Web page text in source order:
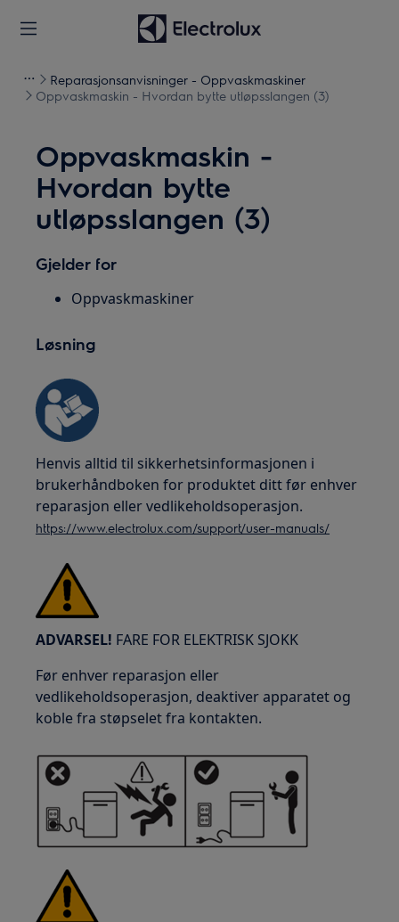
Reparasjonsanvisninger - Oppvaskmaskiner
Oppvaskmaskin - Hvordan bytte utløpsslangen (3)
Oppvaskmaskin -
Hvordan bytte
utløpsslangen (3)
Gjelder for
Oppvaskmaskiner
Løsning
Henvis alltid til sikkerhetsinformasjonen i
brukerhåndboken for produktet ditt før enhver
reparasjon eller vedlikeholdsoperasjon.
https://www.electrolux.com/support/user-manuals/
ADVARSEL! FARE FOR ELEKTRISK SJOKK
Før enhver reparasjon eller
vedlikeholdsoperasjon, deaktiver apparatet og
koble fra støpselet fra kontakten.